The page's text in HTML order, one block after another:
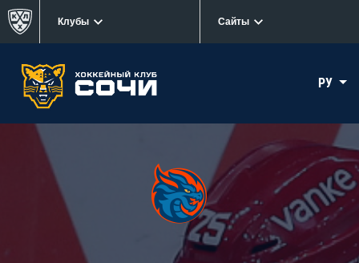
Клубы Сайты
РУ